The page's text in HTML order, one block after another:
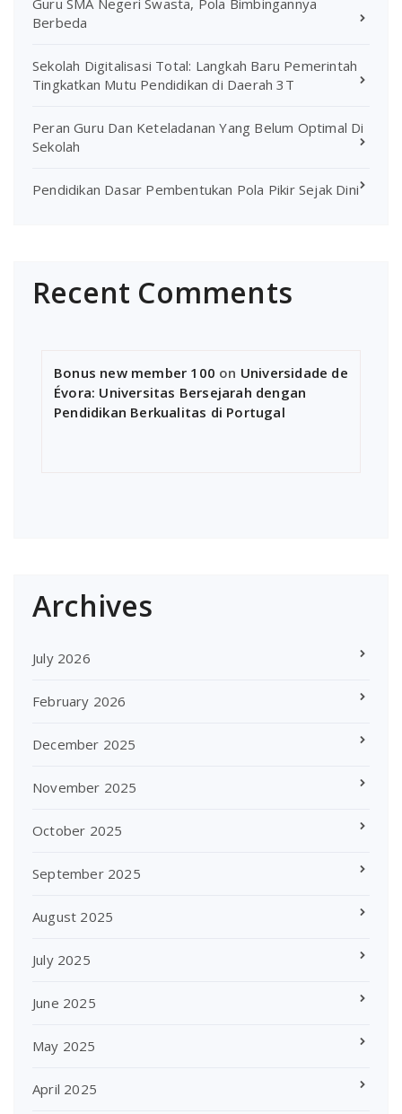
Guru SMA Negeri Swasta, Pola Bimbingannya
Berbeda
Sekolah Digitalisasi Total: Langkah Baru Pemerintah
Tingkatkan Mutu Pendidikan di Daerah 3T
Peran Guru Dan Keteladanan Yang Belum Optimal Di
Sekolah
Pendidikan Dasar Pembentukan Pola Pikir Sejak Dini
Recent Comments
Bonus new member 100 on Universidade de
Évora: Universitas Bersejarah dengan
Pendidikan Berkualitas di Portugal
Archives
July 2026
February 2026
December 2025
November 2025
October 2025
September 2025
August 2025
July 2025
June 2025
May 2025
April 2025